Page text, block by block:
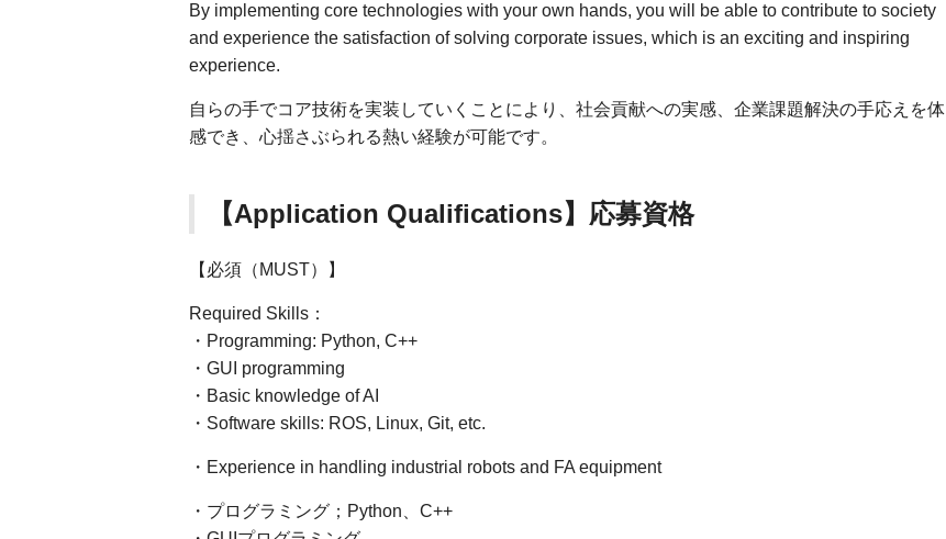
By implementing core technologies with your own hands, you will be able to contribute to society
and experience the satisfaction of solving corporate issues, which is an exciting and inspiring
experience.
自らの手でコア技術を実装していくことにより、社会貢献への実感、企業課題解決の手応えを体
感でき、心揺さぶられる熱い経験が可能です。
【Application Qualifications】応募資格
【必須（MUST）】
Required Skills：
・Programming: Python, C++
・GUI programming
・Basic knowledge of AI
・Software skills: ROS, Linux, Git, etc.
・Experience in handling industrial robots and FA equipment
・プログラミング；Python、C++